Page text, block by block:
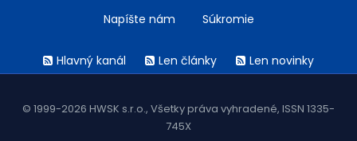
Napíšte nám Súkromie
menuHlavný kanál Len články Len novinky
© 1999-2026 HWSK s.r.o., Všetky práva vyhradené, ISSN 1335-
745X